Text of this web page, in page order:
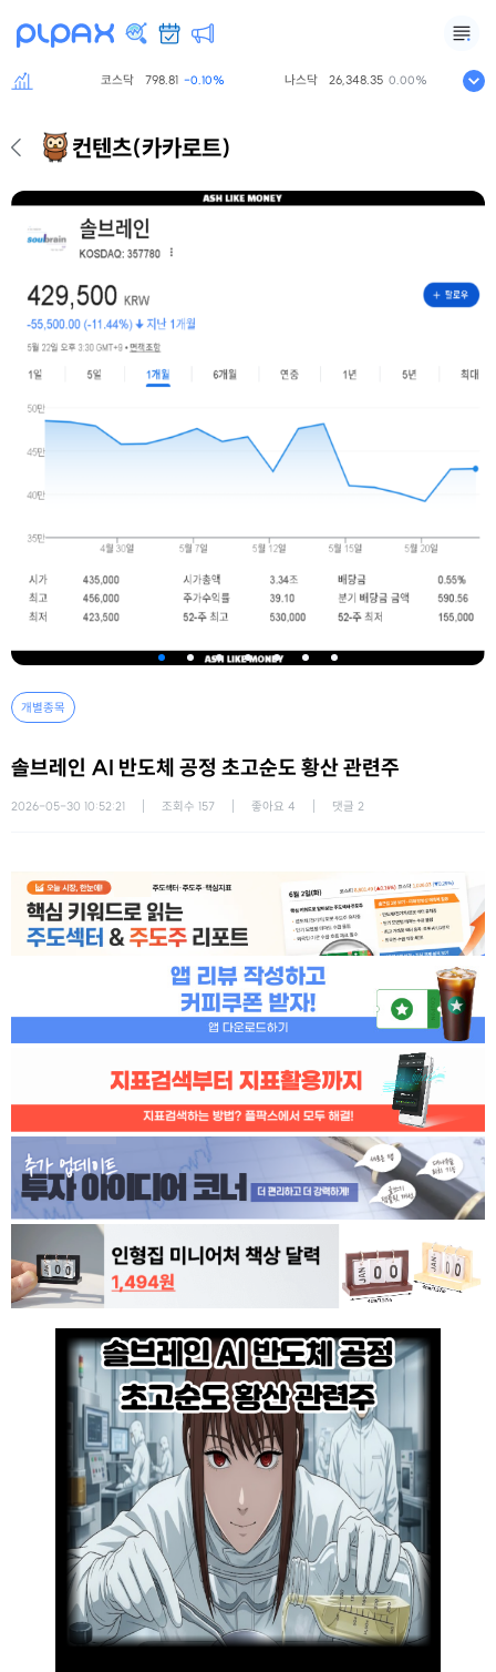
코스닥 798.81 -0.10% 나스닥 26,348.35 0.00%
컨텐츠(카카로트)
개별종목
솔브레인 AI 반도체 공정 초고순도 황산 관련주
2026-05-30 10:52:21 조회수 157 좋아요 4 댓글 2